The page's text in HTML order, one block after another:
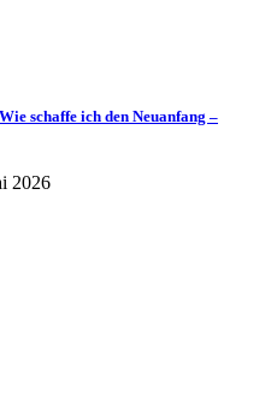
schaffe ich den Neuanfang –
2026